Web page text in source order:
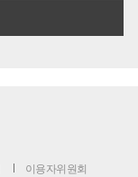
이용자위원회